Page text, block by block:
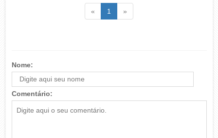
« Voltar1 (atual)
»
Nome:
Comentário: